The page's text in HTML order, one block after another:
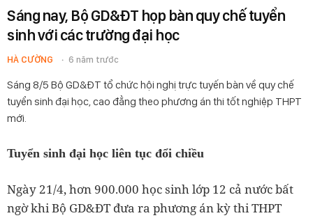
Sáng nay, Bộ GD&ĐT họp bàn quy chế tuyển
sinh với các trường đại học
HÀ CƯỜNG 6 năm trước
Sáng 8/5 Bộ GD&ĐT tổ chức hội nghị trực tuyến bàn về quy chế
tuyển sinh đại học, cao đẳng theo phương án thi tốt nghiệp THPT
mới.
Tuyển sinh đại học liên tục đổi chiều
Ngày 21/4, hơn 900.000 học sinh lớp 12 cả nước bất
ngờ khi Bộ GD&ĐT đưa ra phương án kỳ thi THPT